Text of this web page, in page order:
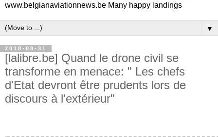
www.belgianaviationnews.be Many happy landings
▼
2018-08-31
[lalibre.be] Quand le drone civil se
transforme en menace: " Les chefs
d'Etat devront être prudents lors de
discours à l'extérieur"